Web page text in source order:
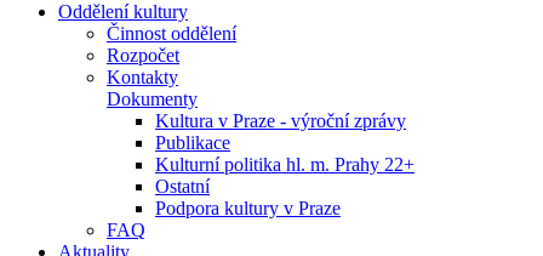
Oddělení kultury
Činnost oddělení
Rozpočet
Kontakty
Dokumenty
Kultura v Praze - výroční zprávy
Publikace
Kulturní politika hl. m. Prahy 22+
Ostatní
Podpora kultury v Praze
FAQ
Aktuality